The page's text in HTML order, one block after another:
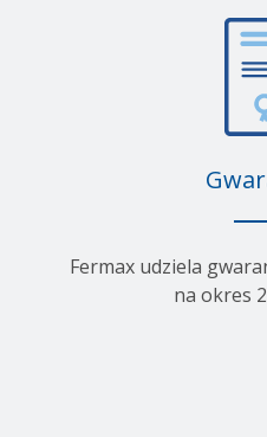
Fermax udziela
na okres